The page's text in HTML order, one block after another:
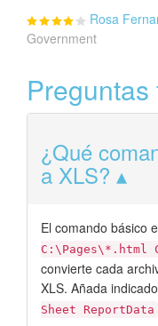
Rosa
Government
¿Qué
a XLS?
El comando básico
C:\Pages\*.html
convierte cada
XLS. Añada
Sheet ReportData